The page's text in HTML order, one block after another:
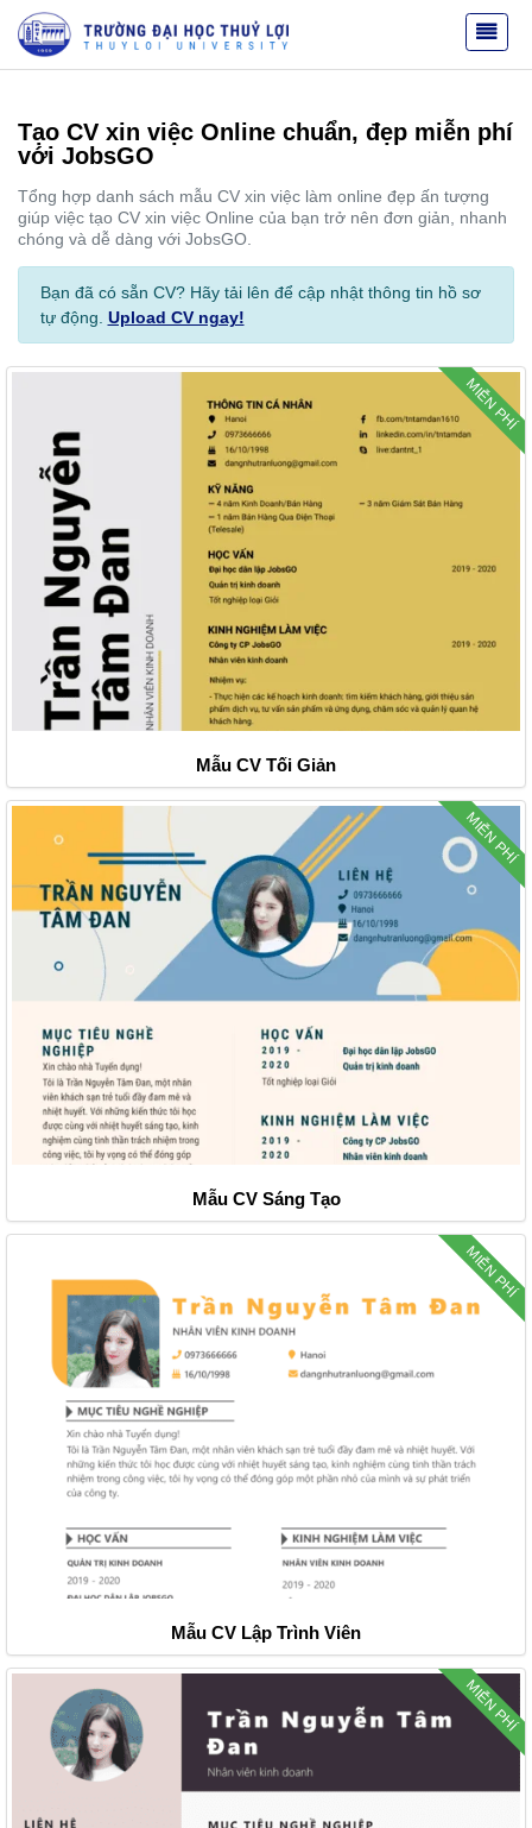
Tạo CV xin việc Online chuẩn, đẹp miễn phí
với JobsGO
Tổng hợp danh sách mẫu CV xin việc làm online đẹp ấn tượng
giúp việc tạo CV xin việc Online của bạn trở nên đơn giản, nhanh
chóng và dễ dàng với JobsGO.
Bạn đã có sẵn CV? Hãy tải lên để cập nhật thông tin hồ sơ
tự động. Upload CV ngay!
MIỄN PHÍ
Mẫu CV Tối Giản
MIỄN PHÍ
Mẫu CV Sáng Tạo
MIỄN PHÍ
Mẫu CV Lập Trình Viên
MIỄN PHÍ